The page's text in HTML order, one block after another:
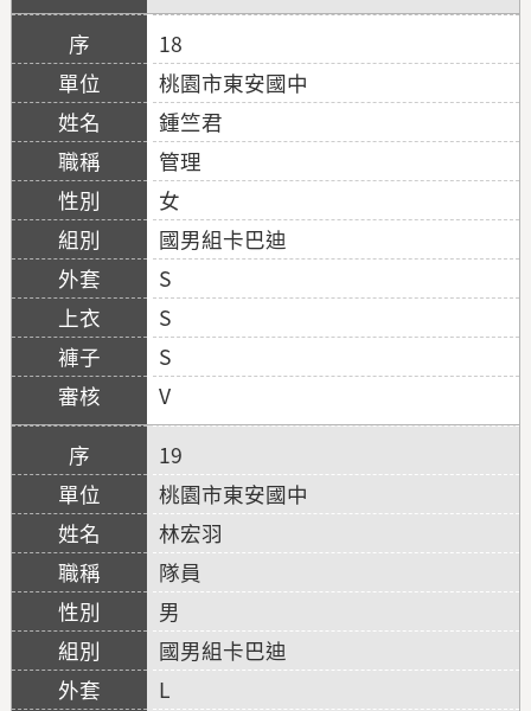
18
桃園市東安國中
鍾竺君
管理
女
國男組卡巴迪
S
S
S
V
19
桃園市東安國中
林宏羽
隊員
男
國男組卡巴迪
L